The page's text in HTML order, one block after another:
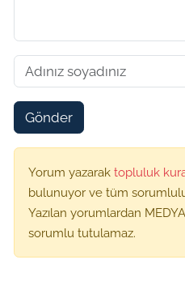
Gönder
Yorum yazarak topluluk
bulunuyor ve tüm
Yazılan yorumlardan
sorumlu tutulamaz.